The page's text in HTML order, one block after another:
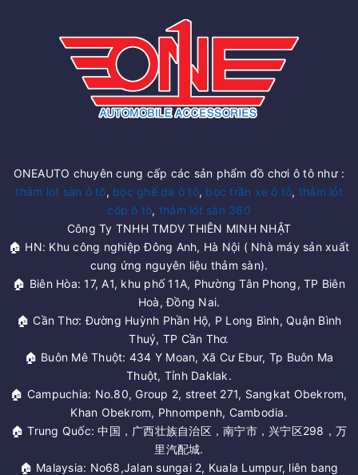
ONEAUTO chuyên cung cấp các sản phẩm đồ chơi ô tô như :
thảm lót sàn ô tô, bọc ghế da ô tô, bọc trần xe ô tô, thảm lót
cốp ô tô, thảm lót sàn 360
Công Ty TNHH TMDV THIÊN MINH NHẬT
🏠 HN: Khu công nghiệp Đông Anh, Hà Nội ( Nhà máy sản xuất
cung ứng nguyên liệu thảm sàn).
🏠 Biên Hòa: 17, A1, khu phố 11A, Phường Tân Phong, TP Biên
Hoà, Đồng Nai.
🏠 Cần Thơ: Đường Huỳnh Phần Hộ, P Long Bình, Quận Bình
Thuỷ, TP Cần Thơ.
🏠 Buôn Mê Thuột: 434 Y Moan, Xã Cư Ebur, Tp Buôn Ma
Thuột, Tỉnh Daklak.
🏠 Campuchia: No.80, Group 2, street 271, Sangkat Obekrom,
Khan Obekrom, Phnompenh, Cambodia.
🏠 Trung Quốc: 中国，广西壮族自治区，南宁市，兴宁区298，万
里汽配城.
🏠 Malaysia: No68,Jalan sungai 2, Kuala Lumpur, liên bang